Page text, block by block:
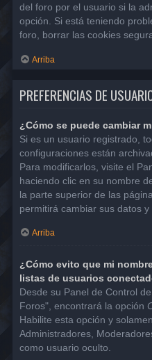
del foro por el usuario si la
opción. Si está teniendo
foro, borrar las cookies
Arriba
PREFERENCIAS DE
¿Cómo se puede cambiar
Si es un usuario registrado,
configuraciones están
Para modificarlos, visite el
haciendo clic en su nombre
la parte superior de las
permitirá cambiar sus datos
Arriba
¿Cómo evito que mi
listas de usuarios
Desde su Panel de Control
Foros", encontrará la opción
Habilite esta opción y
Administradores,
como usuario oculto.